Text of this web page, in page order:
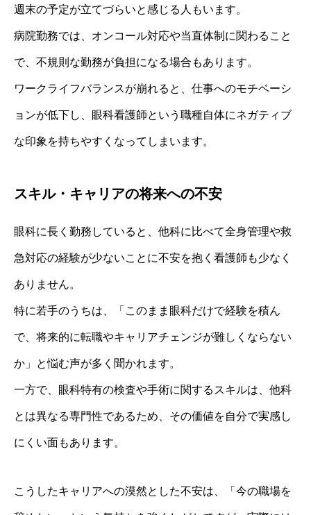
週末の予定が立てづらいと感じる人もいます。
病院勤務では、オンコール対応や当直体制に関わること
で、不規則な勤務が負担になる場合もあります。
ワークライフバランスが崩れると、仕事へのモチベーシ
ョンが低下し、眼科看護師という職種自体にネガティブ
な印象を持ちやすくなってしまいます。
スキル・キャリアの将来への不安
眼科に長く勤務していると、他科に比べて全身管理や救
急対応の経験が少ないことに不安を抱く看護師も少なく
ありません。
特に若手のうちは、「このまま眼科だけで経験を積ん
で、将来的に転職やキャリアチェンジが難しくならない
か」と悩む声が多く聞かれます。
一方で、眼科特有の検査や手術に関するスキルは、他科
とは異なる専門性であるため、その価値を自分で実感し
にくい面もあります。
こうしたキャリアへの漠然とした不安は、「今の職場を